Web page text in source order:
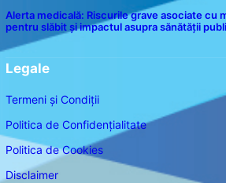
Alerta medicală: Riscurile grave asociate cu
pentru slăbit și impactul asupra sănătății
Legale
Termeni și Condiții
Politica de Confidențialitate
Politica de Cookies
Disclaimer